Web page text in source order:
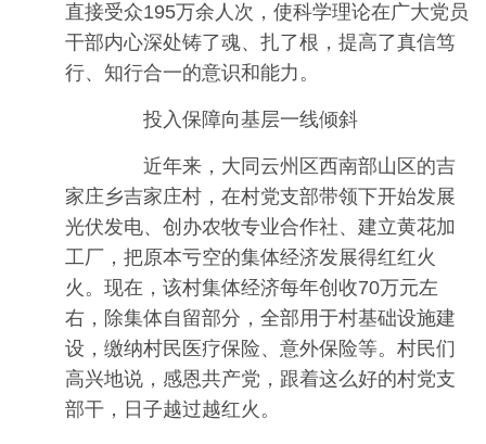
直接受众195万余人次，使科学理论在广大党员
干部内心深处铸了魂、扎了根，提高了真信笃
行、知行合一的意识和能力。
投入保障向基层一线倾斜
近年来，大同云州区西南部山区的吉
家庄乡吉家庄村，在村党支部带领下开始发展
光伏发电、创办农牧专业合作社、建立黄花加
工厂，把原本亏空的集体经济发展得红红火
火。现在，该村集体经济每年创收70万元左
右，除集体自留部分，全部用于村基础设施建
设，缴纳村民医疗保险、意外保险等。村民们
高兴地说，感恩共产党，跟着这么好的村党支
部干，日子越过越红火。